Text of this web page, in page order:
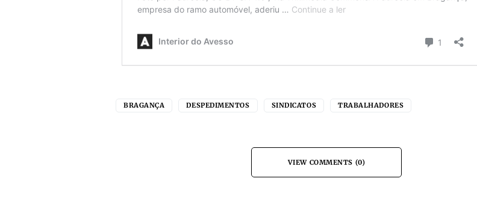
BRAGANÇA DESPEDIMENTOS SINDICATOS TRABALHADORES
VIEW COMMENTS (0)